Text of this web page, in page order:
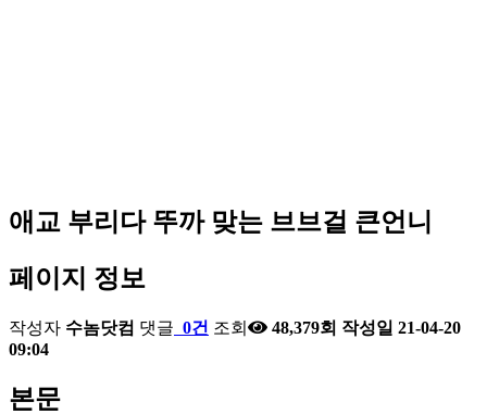
애교 부리다 뚜까 맞는 브브걸 큰언니
페이지 정보
작성자 수놈닷컴 댓글 0건 조회 48,379회 작성일 21-04-20
09:04
본문